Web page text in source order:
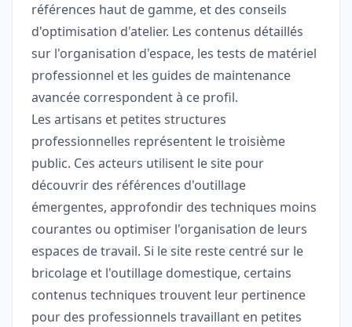
références haut de gamme, et des conseils
d'optimisation d'atelier. Les contenus détaillés
sur l'organisation d'espace, les tests de matériel
professionnel et les guides de maintenance
avancée correspondent à ce profil.
Les artisans et petites structures
professionnelles représentent le troisième
public. Ces acteurs utilisent le site pour
découvrir des références d'outillage
émergentes, approfondir des techniques moins
courantes ou optimiser l'organisation de leurs
espaces de travail. Si le site reste centré sur le
bricolage et l'outillage domestique, certains
contenus techniques trouvent leur pertinence
pour des professionnels travaillant en petites